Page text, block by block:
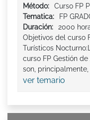
Método:
Curso FP
Tematica:
FP
Duración:
2000
Objetivos del curso
Turísticos
curso FP Gestión
son,
ver temario